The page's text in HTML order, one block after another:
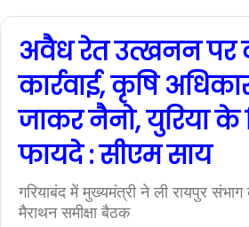
अवैध रेत उत्खनन पर
कार्रवाई, कृषि
जाकर नैनो, युरिया के
फायदे : सीएम साय
गरियाबंद में मुख्यमंत्री ने ली रायपुर
मैराथन समीक्षा बैठक